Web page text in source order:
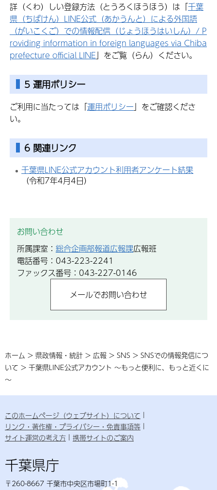
詳（くわ）しい登録方法（とうろくほうほう）は「千葉
県（ちばけん）LINE公式（あかうんと）による外国語
（がいこくご）での情報配信（じょうほうはいしん）/ P
roviding information in foreign languages via Chiba
prefecture official LINE」をご覧（らん）ください。
5 運用ポリシー
ご利用に当たっては「運用ポリシー」をご確認くださ
い。
6 関連リンク
千葉県LINE公式アカウント利用者アンケート結果
（令和7年4月4日）
お問い合わせ
所属課室： 総合企画部報道広報課広報班
電話番号：043-223-2241
ファックス番号：043-227-0146
ホーム > 県政情報・統計 > 広報 > SNS > SNSでの情報発信につ
いて > 千葉県LINE公式アカウント ～もっと便利に、もっと近くに
～
このホームページ（ウェブサイト）について
リンク・著作権・プライバシー・免責事項等
サイト運営の考え方
携帯サイトのご案内
千葉県庁
〒260-8667 千葉市中央区市場町1-1